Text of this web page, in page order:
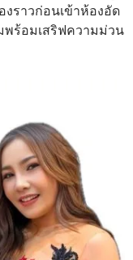
งราวก่อนเข้าห้องอัด
พร้อมเสริฟความม่วน